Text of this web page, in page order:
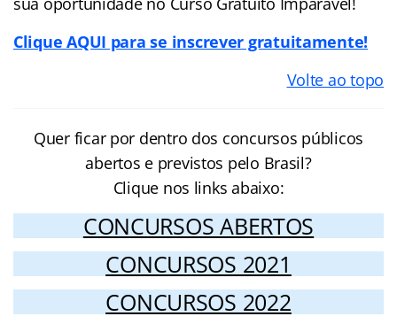
Clique AQUI para se inscrever gratuitamente!
Volte ao topo
Quer ficar por dentro dos concursos públicos
abertos e previstos pelo Brasil?
Clique nos links abaixo:
CONCURSOS ABERTOS
CONCURSOS 2021
CONCURSOS 2022